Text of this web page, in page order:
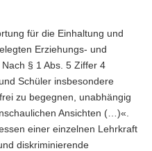
für die Einhaltung und
Erziehungs- und
§ 1 Abs. 5 Ziffer 4
Schüler insbesondere
zu begegnen, unabhängig
Ansichten (…)«.
einer einzelnen Lehrkraft
diskriminierende